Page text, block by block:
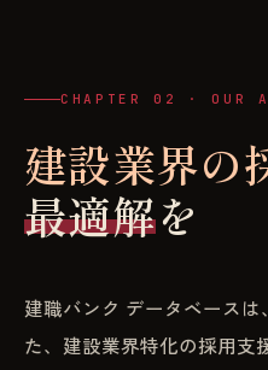
CHAPTER 02 · OUR
建設業界の
最適解を
建職バンク データベースは、
た、建設業界特化の採用支